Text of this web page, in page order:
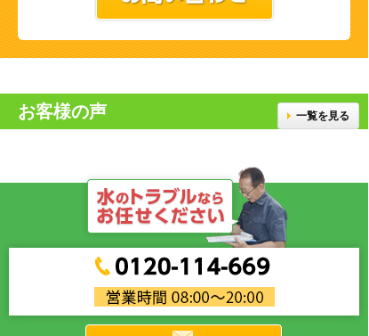
お客様の声 一覧を見る